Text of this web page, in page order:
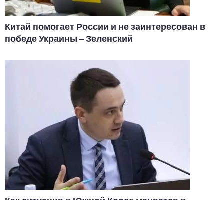
Китай помогает России и не заинтересован в
победе Украины – Зеленский